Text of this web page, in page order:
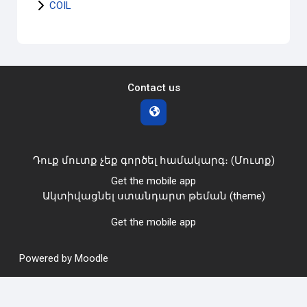
COIL
Contact us
Դուք մուտք չեք գործել համակարգ։ (Մուտք)
Get the mobile app
Ակտիվացնել ստանդարտ թեման (theme)
Get the mobile app
Powered by Moodle